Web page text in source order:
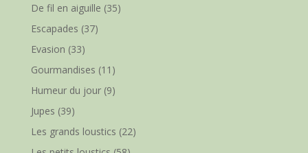
De fil en aiguille (35)
Escapades (37)
Evasion (33)
Gourmandises (11)
Humeur du jour(9)
Jupes (39)
Les grands loustics (22)